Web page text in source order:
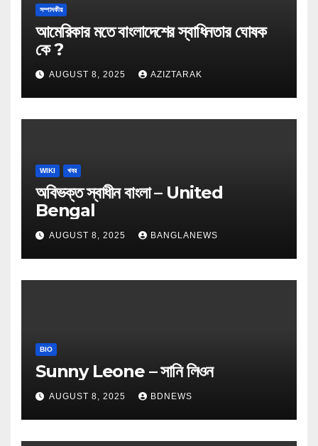
সম্পাদকীয়
আমেরিকার মতে বাংলাদেশের স্বাধিনতার ঘোষক
কে ?
AUGUST 8, 2025 AZIZTARAK
WIKI খবর
অবিভক্ত স্বাধীন বাংলা – United
Bengal
AUGUST 8, 2025 BANGLANEWS
BIO
Sunny Leone – সানি লিওন
AUGUST 8, 2025 BDNEWS